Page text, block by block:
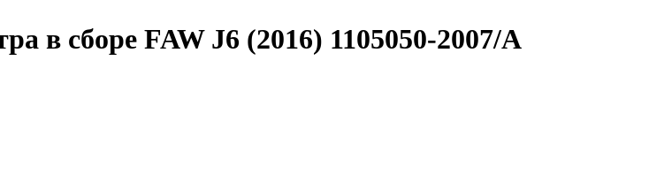
в сборе FAW J6 (2016) 1105050-2007/A